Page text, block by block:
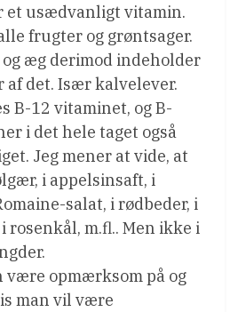
et usædvanligt vitamin.
frugter og grøntsager.
æg derimod indeholder
det. Især kalvelever.
B-12 vitaminet, og B-
i det hele taget også
Jeg mener at vide, at
i appelsinsaft, i
salat, i rødbeder, i
rosenkål, m.fl.. Men ikke i
være opmærksom på og
man vil være